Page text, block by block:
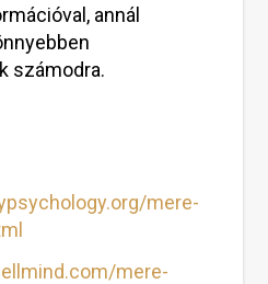
annál
számodra.
mere-
mere-